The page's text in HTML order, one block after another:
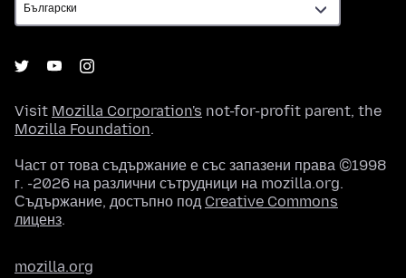
Visit Mozilla Corporation's not-for-profit parent, the
Mozilla Foundation.
Част от това съдържание е със запазени права ©1998
г. -2026 на различни сътрудници на mozilla.org.
Съдържание, достъпно под Creative Commons
лиценз.
mozilla.org